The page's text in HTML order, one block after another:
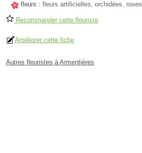
fleurs : fleurs artificielles, orchidées, roses
Recommander cette fleuriste
Améliorer cette fiche
Autres fleuristes à Armentières